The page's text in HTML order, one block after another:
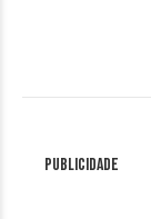
Publicidade